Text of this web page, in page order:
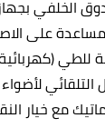
الخلفي
على
للطي
لأضواء
مع خيار